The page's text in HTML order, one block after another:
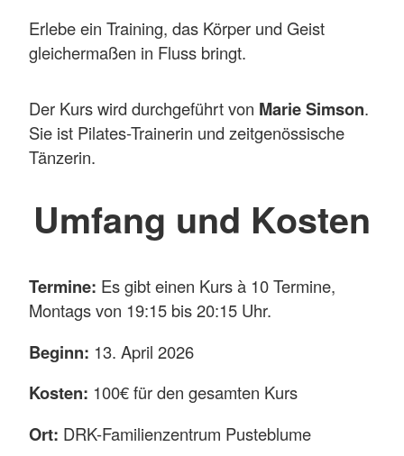
Erlebe ein Training, das Körper und Geist
gleichermaßen in Fluss bringt.
Der Kurs wird durchgeführt von Marie Simson.
Sie ist Pilates-Trainerin und zeitgenössische
Tänzerin.
Umfang und Kosten
Termine: Es gibt einen Kurs à 10 Termine,
Montags von 19:15 bis 20:15 Uhr.
Beginn: 13. April 2026
Kosten: 100€ für den gesamten Kurs
Ort: DRK-Familienzentrum Pusteblume